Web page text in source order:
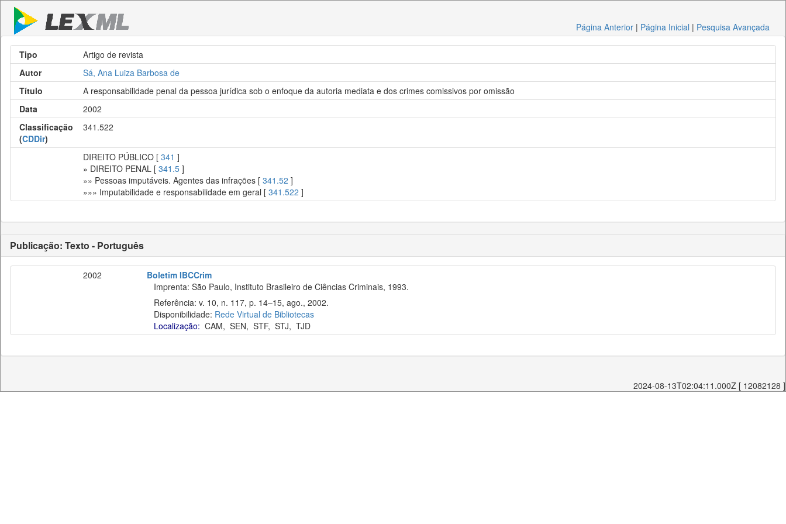
Página Anterior | Página Inicial | Pesquisa Avançada
Tipo
Artigo de revista
Autor
Sá, Ana Luiza Barbosa de
Título
A responsabilidade penal da pessoa jurídica sob o enfoque da autoria mediata e dos crimes comissivos por omissão
Data
2002
Classificação
(CDDir)
341.522
DIREITO PÚBLICO [ 341 ]
» DIREITO PENAL [ 341.5 ]
»» Pessoas imputáveis. Agentes das infrações [ 341.52 ]
»»» Imputabilidade e responsabilidade em geral [ 341.522 ]
Publicação: Texto - Português
2002
Boletim IBCCrim
Imprenta: São Paulo, Instituto Brasileiro de Ciências Criminais, 1993.
Referência: v. 10, n. 117, p. 14–15, ago., 2002.
Disponibilidade: Rede Virtual de Bibliotecas
Localização: CAM, SEN, STF, STJ, TJD
2024-08-13T02:04:11.000Z [ 12082128 ]